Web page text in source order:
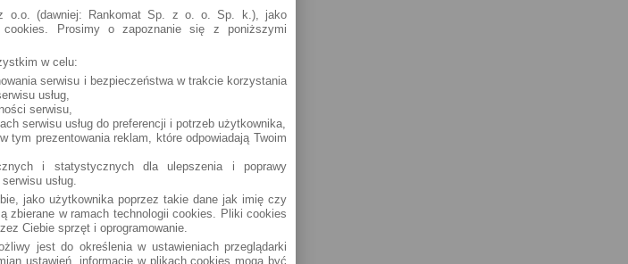
o.o. (dawniej: Rankomat Sp. z o. o. Sp. k.), jako
cookies. Prosimy o zapoznanie się z poniższymi
w celu:
serwisu i bezpieczeństwa w trakcie korzystania
usług,
serwisu,
serwisu usług do preferencji i potrzeb użytkownika,
tym prezentowania reklam, które odpowiadają Twoim
i statystycznych dla ulepszenia i poprawy
usług.
jako użytkownika poprzez takie dane jak imię czy
zbierane w ramach technologii cookies. Pliki cookies
Ciebie sprzęt i oprogramowanie.
jest do określenia w ustawieniach przeglądarki
ustawień, informacje w plikach cookies mogą być